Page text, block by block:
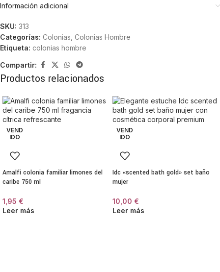
Información adicional
SKU: 313
Categorías: Colonias Colonias Hombre
Etiqueta: colonias hombre
Compartir:
Productos relacionados
VEND
IDO
Amalfi colonia familiar limones del
caribe 750 ml
1,95 €
Leer más
VEND
IDO
Idc «scented bath gold» set baño
mujer
10,00 €
Leer más